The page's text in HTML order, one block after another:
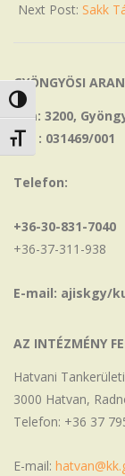
Nagy kontraszt
Betűméret váltása
Next Post: Sakk
GYÖNGYÖSI
Cím: 3200,
OM : 031469/001
Telefon:
+36-30-831-7040
+36-37-311-938
E-mail: ajiskgy/
AZ INTÉZMÉNY
Hatvani
3000 Hatvan,
Telefon: +36 37
E-mail: